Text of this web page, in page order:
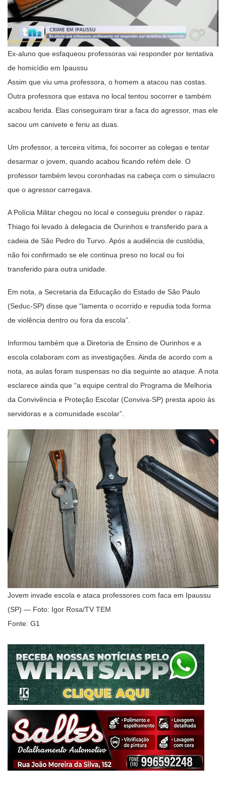
Ex-aluno que esfaqueou professoras vai responder por tentativa
de homicídio em Ipaussu
Assim que viu uma professora, o homem a atacou nas costas.
Outra professora que estava no local tentou socorrer e também
acabou ferida. Elas conseguiram tirar a faca do agressor, mas ele
sacou um canivete e feriu as duas.
Um professor, a terceira vítima, foi socorrer as colegas e tentar
desarmar o jovem, quando acabou ficando refém dele. O
professor também levou coronhadas na cabeça com o simulacro
que o agressor carregava.
A Polícia Militar chegou no local e conseguiu prender o rapaz.
Thiago foi levado à delegacia de Ourinhos e transferido para a
cadeia de São Pedro do Turvo. Após a audiência de custódia,
não foi confirmado se ele continua preso no local ou foi
transferido para outra unidade.
Em nota, a Secretaria da Educação do Estado de São Paulo
(Seduc-SP) disse que “lamenta o ocorrido e repudia toda forma
de violência dentro ou fora da escola”.
Informou também que a Diretoria de Ensino de Ourinhos e a
escola colaboram com as investigações. Ainda de acordo com a
nota, as aulas foram suspensas no dia seguinte ao ataque. A nota
esclarece ainda que “a equipe central do Programa de Melhoria
da Convivência e Proteção Escolar (Conviva-SP) presta apoio às
servidoras e a comunidade escolar”.
Jovem invade escola e ataca professores com faca em Ipaussu
(SP) — Foto: Igor Rosa/TV TEM
Fonte: G1